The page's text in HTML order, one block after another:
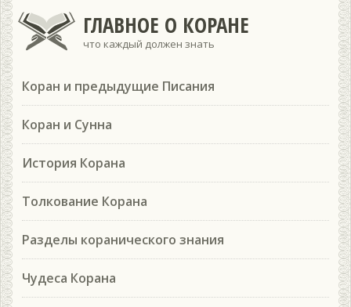
ГЛАВНОЕ О КОРАНЕ
что каждый должен знать
Коран и предыдущие Писания
Коран и Сунна
История Корана
Толкование Корана
Разделы коранического знания
Чудеса Корана